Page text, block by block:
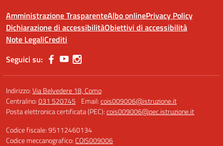
Amministrazione TrasparenteAlbo onlinePrivacy Policy
Dichiarazione di accessibilitàObiettivi di accessibilità
Note LegaliCrediti
Seguici su:
Indirizzo:Via Belvedere 18, Como
Centralino:031 520745 Email:cois009006@istruzione.it
Posta elettronica certificata (PEC):cois009006@pec.istruzione.it
Codice fiscale: 95112460134
Codice meccanografico: COIS009006